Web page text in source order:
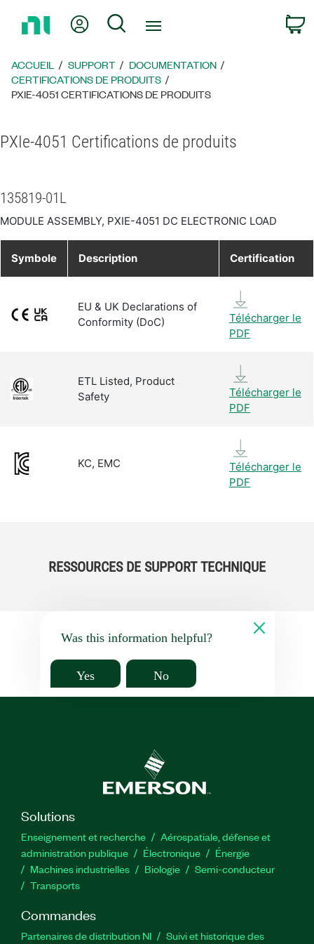
page
d’accueil
Mon compteRechercher
ACCUEIL SUPPORT
DOCUMENTATION
CERTIFICATIONS DE PRODUITS
PXIE-4051 CERTIFICATIONS DE PRODUITS
PXIe-4051 Certifications de produits
135819-01L
MODULE ASSEMBLY, PXIE-4051 DC ELECTRONIC LOAD
Symbole Description Certification
EU & UK Declarations of
Conformity (DoC)
Télécharger le
PDF
ETL Listed, Product
Safety
Télécharger le
PDF
KC, EMC
Télécharger le
PDF
RESSOURCES DE SUPPORT TECHNIQUE
Was this information helpful?
Yes No
Solutions
Enseignement et recherche
Aérospatiale, défense et
administration publique
Électronique
Énergie​
Machines industrielles
Biologie
Semi-conducteur
Transports
Commandes
Partenaires de distribution NI
Suivi et historique des